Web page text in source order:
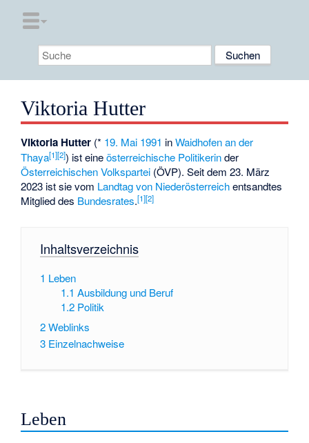
Viktoria Hutter
Viktoria Hutter (* 19. Mai 1991 inWaidhofen an der
Thaya[1][2]) ist eineösterreichische Politikerinder
Österreichischen Volkspartei (ÖVP). Seit dem 23. März
2023 ist sie vom Landtag von Niederösterreichentsandtes
Mitglied des Bundesrates.[1][2]
Inhaltsverzeichnis
1 Leben
1.1 Ausbildung und Beruf
1.2 Politik
2Weblinks
3 Einzelnachweise
Leben